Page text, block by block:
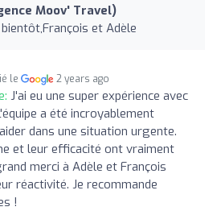
Moov' Travel)
et Adèle
le 2 years ago
J'ai eu une super expérience avec
a été incroyablement
dans une situation urgente.
et leur efficacité ont vraiment
merci à Adèle et François
réactivité. Je recommande
!